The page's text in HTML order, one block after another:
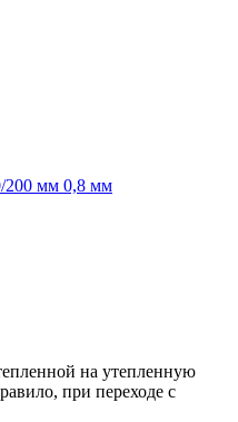
200 мм 0,8 мм
на утепленную
при переходе с